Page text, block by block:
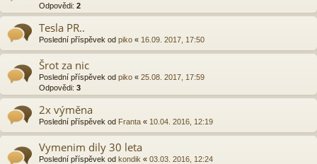
Odpovědi: 2
Tesla PR..
Poslední příspěvek od piko « 16.09. 2017, 17:50
Šrot za nic
Poslední příspěvek od piko « 25.08. 2017, 17:59
Odpovědi: 3
2x výměna
Poslední příspěvek od Franta « 10.04. 2016, 12:19
Vymenim dily 30 leta
Poslední příspěvek od kondik « 03.03. 2016, 12:24